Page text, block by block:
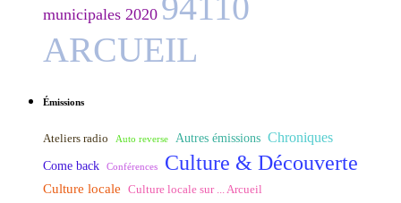
municipales 2020
ARCUEIL
Émissions
Ateliers radio Auto reverse Autres émissions Chroniques
Come back Conférences Culture & Découverte
Culture locale Culture locale sur ... Arcueil